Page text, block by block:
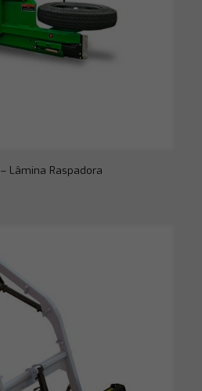
Lâmina Raspadora
Necessário
Esses cookies